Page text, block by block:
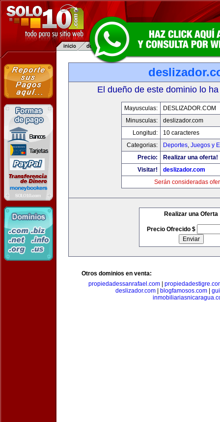
El dueño de este dominio lo
Mayusculas:
DESLIZADOR.COM
Minusculas:
deslizador.com
Longitud:
10 caracteres
Categorias:
Deportes, Juegos y
Precio:
Realizar una oferta!
Visitar!
deslizador.com
Serán consideradas
Realizar una Oferta
Precio Ofrecido $
Otros dominios en venta:
propiedadessanrafael.com
deslizador.com| blogfamosos.com|